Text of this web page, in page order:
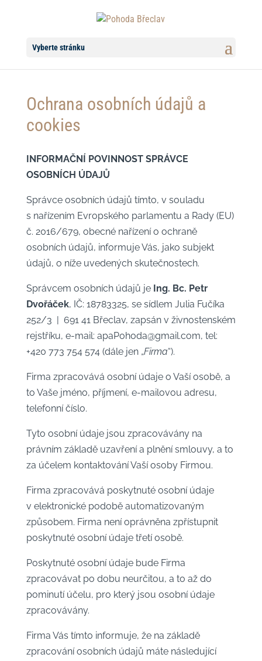
Vyberte stránku
Ochrana osobních údajů a
cookies
INFORMAČNÍ POVINNOST SPRÁVCE
OSOBNÍCH ÚDAJŮ
Správce osobních údajů tímto, v souladu
s nařízením Evropského parlamentu a Rady (EU)
č. 2016/679, obecné nařízení o ochraně
osobních údajů, informuje Vás, jako subjekt
údajů, o níže uvedených skutečnostech.
Správcem osobních údajů je Ing. Bc. Petr
Dvořáček, IČ: 18783325, se sídlem Julia Fučíka
252/3 | 691 41 Břeclav, zapsán v živnostenském
rejstříku, e-mail: apaPohoda@gmail.com, tel:
+420 773 754 574 (dále jen „Firma“).
Firma zpracovává osobní údaje o Vaší osobě, a
to Vaše jméno, příjmení, e-mailovou adresu,
telefonní číslo.
Tyto osobní údaje jsou zpracovávány na
právním základě uzavření a plnění smlouvy, a to
za účelem kontaktování Vaší osoby Firmou.
Firma zpracovává poskytnuté osobní údaje
v elektronické podobě automatizovaným
způsobem. Firma není oprávněna zpřístupnit
poskytnuté osobní údaje třetí osobě.
Poskytnuté osobní údaje bude Firma
zpracovávat po dobu neurčitou, a to až do
pominutí účelu, pro který jsou osobní údaje
zpracovávány.
Firma Vás tímto informuje, že na základě
zpracování osobních údajů máte následující